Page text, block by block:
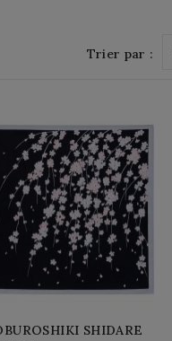
Trier par :
SHIDARE